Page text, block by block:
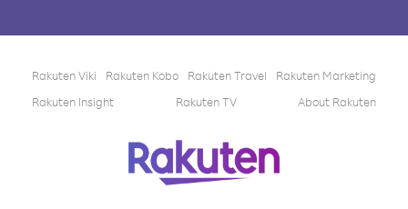
Rakuten Viki Rakuten Kobo Rakuten Travel
Rakuten Marketing
Rakuten Insight
Rakuten TV About Rakuten